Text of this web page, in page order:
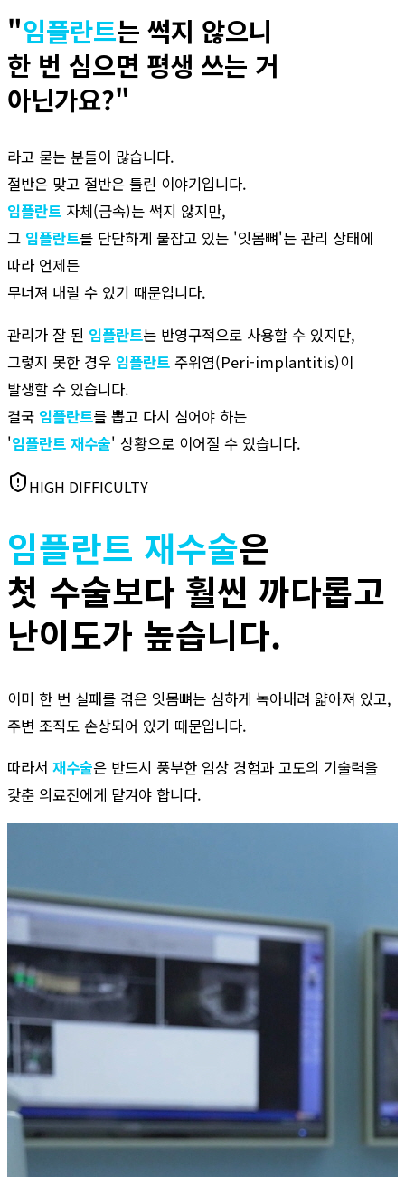
"임플란트는 썩지 않으니
한 번 심으면 평생 쓰는 거
아닌가요?"
라고 묻는 분들이 많습니다.
절반은 맞고 절반은 틀린 이야기입니다.
임플란트 자체(금속)는 썩지 않지만,
그 임플란트를 단단하게 붙잡고 있는 '잇몸뼈'는 관리 상태에
따라 언제든
무너져 내릴 수 있기 때문입니다.
관리가 잘 된 임플란트는 반영구적으로 사용할 수 있지만,
그렇지 못한 경우 임플란트 주위염(Peri-implantitis)이
발생할 수 있습니다.
결국 임플란트를 뽑고 다시 심어야 하는
'임플란트 재수술' 상황으로 이어질 수 있습니다.
HIGH DIFFICULTY
임플란트 재수술은
첫 수술보다 훨씬 까다롭고
난이도가 높습니다.
이미 한 번 실패를 겪은 잇몸뼈는 심하게 녹아내려 얇아져 있고,
주변 조직도 손상되어 있기 때문입니다.
따라서 재수술은 반드시 풍부한 임상 경험과 고도의 기술력을
갖춘 의료진에게 맡겨야 합니다.